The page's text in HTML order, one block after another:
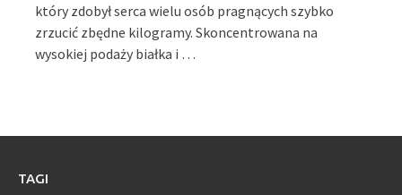
który zdobył serca wielu osób pragnących szybko
zrzucić zbędne kilogramy. Skoncentrowana na
wysokiej podaży białka i …
TAGI